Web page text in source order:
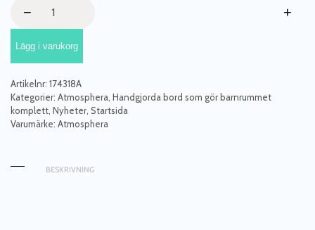
teddybjörn,
beige
mängd
− +
Lägg i varukorg
Artikelnr: 174318A
Kategorier: Atmosphera Handgjorda bord som gör barnrummet
komplett Nyheter Startsida
Varumärke: Atmosphera
BESKRIVNING